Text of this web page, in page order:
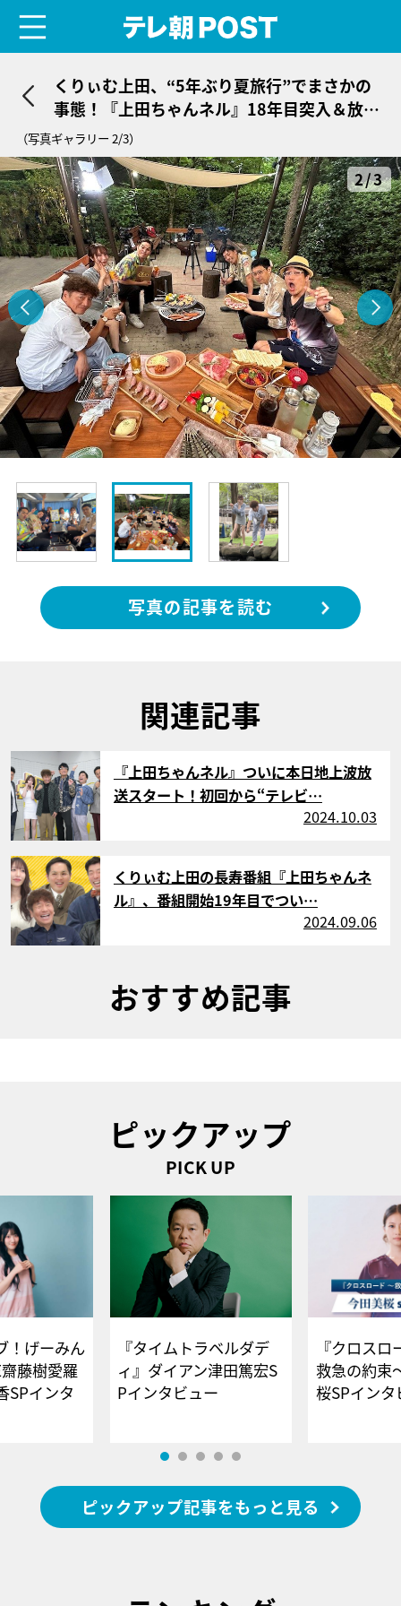
くりぃむ上田、“5年ぶり夏旅行”でまさかの
事態！『上田ちゃんネル』18年目突入＆放送
400回SP
（写真ギャラリー 2/3）
2/3
写真の記事を読む
関連記事
サムネイル
『上田ちゃんネル』ついに本日地上波放
送スタート！初回から“テレビ…
2024.10.03
サムネイル
くりぃむ上田の長寿番組『上田ちゃんネ
ル』、番組開始19年目でつい…
2024.09.06
おすすめ記事
ピックアップ
PICK UP
！げーみん
藤樹愛羅
SPインタ
『タイムトラベルダデ
ィ』ダイアン津田篤宏S
Pインタビュー
『クロス
救急の約束
桜SPイ
ピックアップ記事をもっと見る